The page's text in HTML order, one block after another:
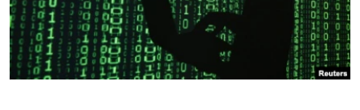
ПОБЕДИТЕЛЕЙ НЕ СУДЯТ?
КРЫМ.НЕПОКОРЕННЫЙ
ELIFBE
ПРИСОЕДИНЯЙТЕСЬ!